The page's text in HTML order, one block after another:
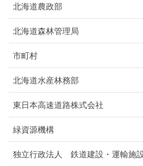
北海道農政部
北海道森林管理局
市町村
北海道水産林務部
東日本高速道路株式会社
緑資源機構
独立行政法人 鉄道建設・運輸施